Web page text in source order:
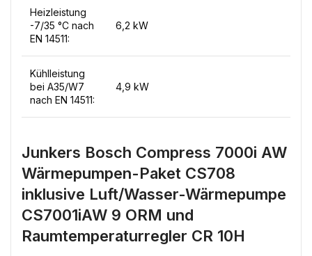
Heizleistung
-7/35 °C nach
EN 14511:
6,2 kW
Kühlleistung
bei A35/W7
nach EN 14511:
4,9 kW
Junkers Bosch Compress 7000i AW
Wärmepumpen-Paket CS708
inklusive Luft/Wasser-Wärmepumpe
CS7001iAW 9 ORM und
Raumtemperaturregler CR 10H